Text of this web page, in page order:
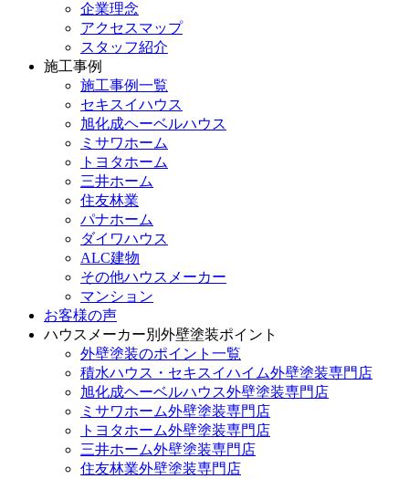
企業理念
アクセスマップ
スタッフ紹介
施工事例
施工事例一覧
セキスイハウス
旭化成ヘーベルハウス
ミサワホーム
トヨタホーム
三井ホーム
住友林業
パナホーム
ダイワハウス
ALC建物
その他ハウスメーカー
マンション
お客様の声
ハウスメーカー別外壁塗装ポイント
外壁塗装のポイント一覧
積水ハウス・セキスイハイム外壁塗装専門店
旭化成ヘーベルハウス外壁塗装専門店
ミサワホーム外壁塗装専門店
トヨタホーム外壁塗装専門店
三井ホーム外壁塗装専門店
住友林業外壁塗装専門店